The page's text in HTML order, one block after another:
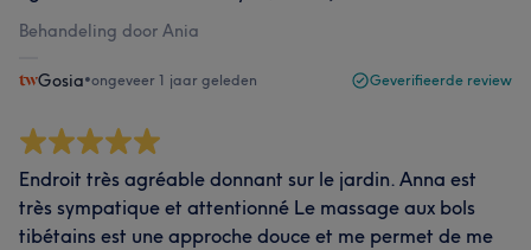
Behandeling door Ania
Gosia•ongeveer 1 jaar geleden Geverifieerde review
Endroit très agréable donnant sur le jardin. Anna est
très sympatique et attentionné Le massage aux bols
tibétains est une approche douce et me permet de me